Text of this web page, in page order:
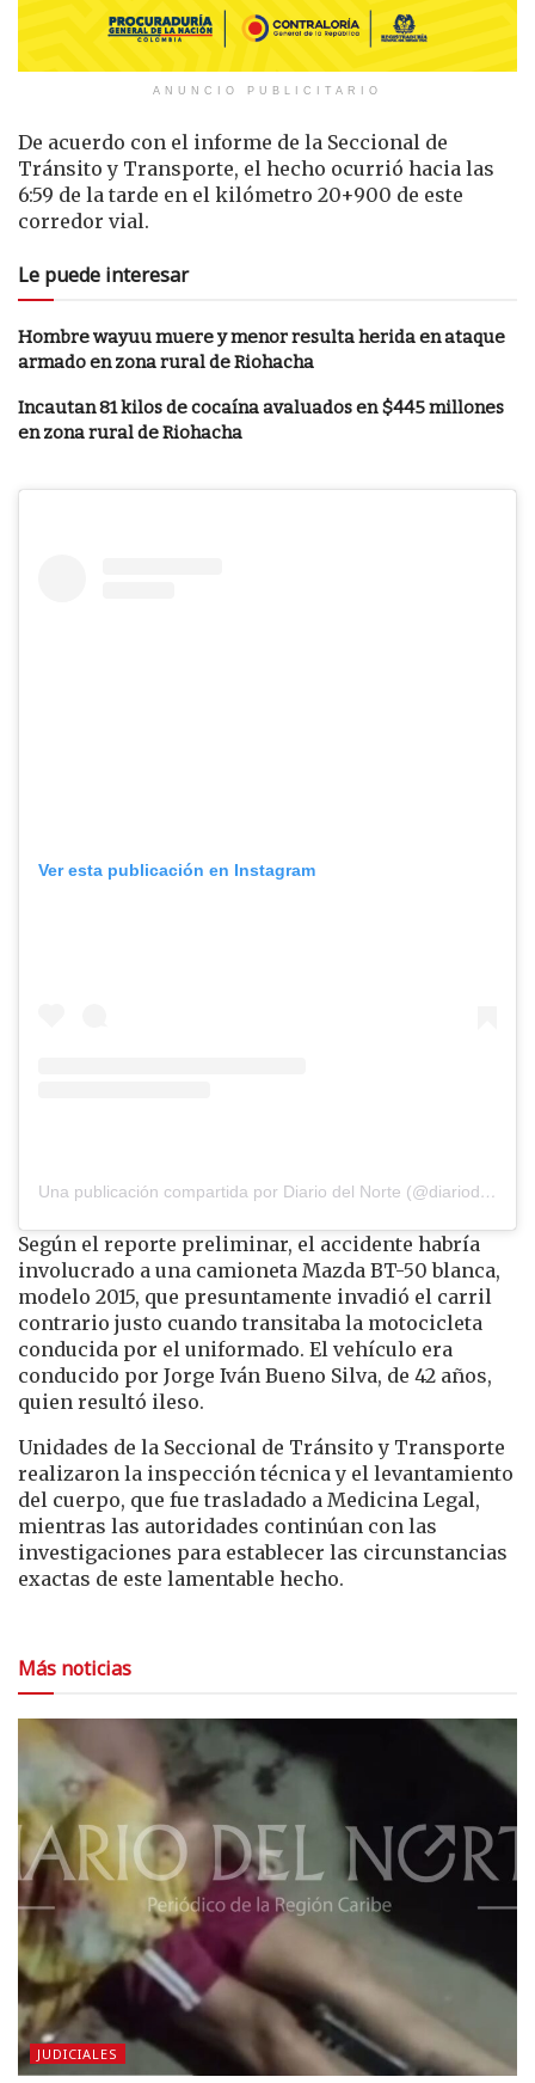
ANUNCIO PUBLICITARIO
De acuerdo con el informe de la Seccional de
Tránsito y Transporte, el hecho ocurrió hacia las
6:59 de la tarde en el kilómetro 20+900 de este
corredor vial.
Le puede interesar
Hombre wayuu muere y menor resulta herida en ataque
armado en zona rural de Riohacha
Incautan 81 kilos de cocaína avaluados en $445 millones
en zona rural de Riohacha
Ver esta publicación en Instagram
Una publicación compartida por Diario del Norte (@diariodelnorte)
Según el reporte preliminar, el accidente habría
involucrado a una camioneta Mazda BT-50 blanca,
modelo 2015, que presuntamente invadió el carril
contrario justo cuando transitaba la motocicleta
conducida por el uniformado. El vehículo era
conducido por Jorge Iván Bueno Silva, de 42 años,
quien resultó ileso.
Unidades de la Seccional de Tránsito y Transporte
realizaron la inspección técnica y el levantamiento
del cuerpo, que fue trasladado a Medicina Legal,
mientras las autoridades continúan con las
investigaciones para establecer las circunstancias
exactas de este lamentable hecho.
Más noticias
JUDICIALES